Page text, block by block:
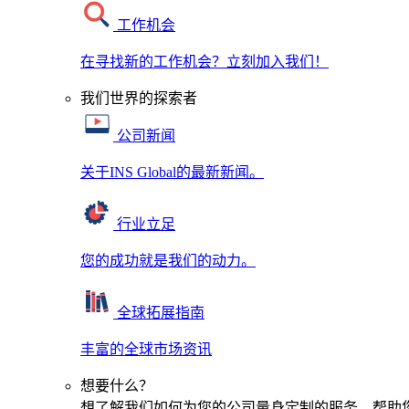
工作机会
在寻找新的工作机会？立刻加入我们！
我们世界的探索者
公司新闻
关于INS Global的最新新闻。
行业立足
您的成功就是我们的动力。
全球拓展指南
丰富的全球市场资讯
想要什么？